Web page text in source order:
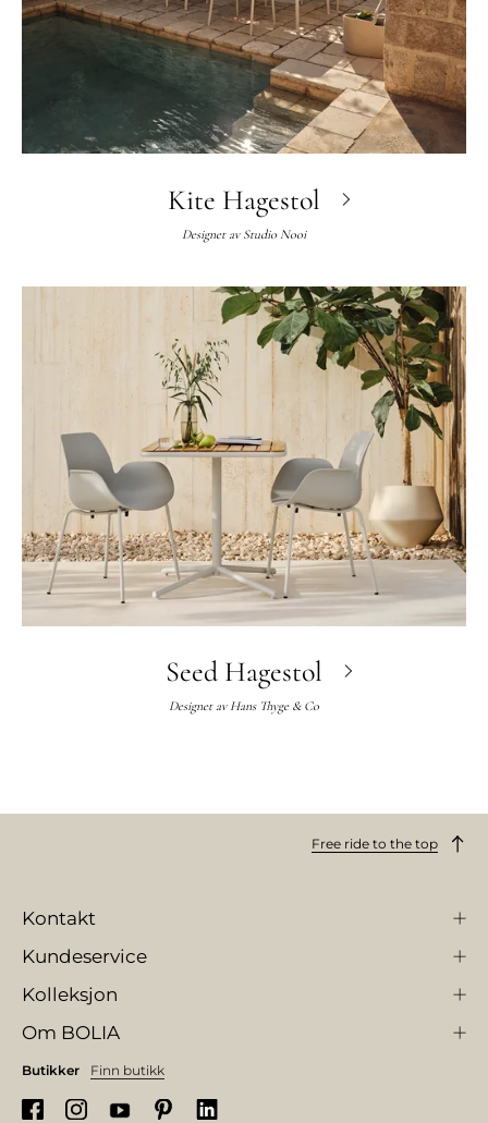
Kite Hagestol
Designet av Studio Nooi
Seed Hagestol
Designet av Hans Thyge & Co
Free ride to the top
Kontakt
Kundeservice
Kolleksjon
Om BOLIA
Butikker Finn butikk